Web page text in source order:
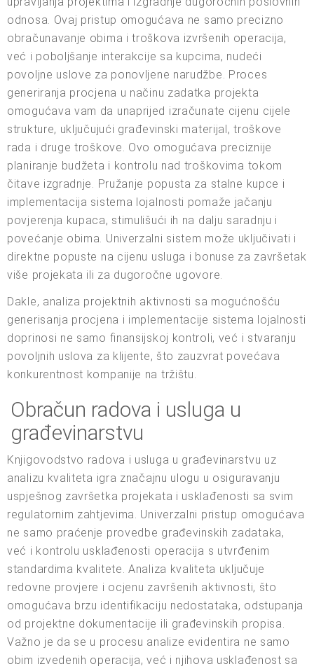
odnosa. Ovaj pristup omogućava ne samo precizno
obračunavanje obima i troškova izvršenih operacija,
već i poboljšanje interakcije sa kupcima, nudeći
povoljne uslove za ponovljene narudžbe. Proces
generiranja procjena u načinu zadatka projekta
omogućava vam da unaprijed izračunate cijenu cijele
strukture, uključujući građevinski materijal, troškove
rada i druge troškove. Ovo omogućava preciznije
planiranje budžeta i kontrolu nad troškovima tokom
čitave izgradnje. Pružanje popusta za stalne kupce i
implementacija sistema lojalnosti pomaže jačanju
povjerenja kupaca, stimulišući ih na dalju saradnju i
povećanje obima. Univerzalni sistem može uključivati i
direktne popuste na cijenu usluga i bonuse za završetak
više projekata ili za dugoročne ugovore.
Dakle, analiza projektnih aktivnosti sa mogućnošću
generisanja procjena i implementacije sistema lojalnosti
doprinosi ne samo finansijskoj kontroli, već i stvaranju
povoljnih uslova za klijente, što zauzvrat povećava
konkurentnost kompanije na tržištu.
Obračun radova i usluga u
građevinarstvu
Knjigovodstvo radova i usluga u građevinarstvu uz
analizu kvaliteta igra značajnu ulogu u osiguravanju
uspješnog završetka projekata i usklađenosti sa svim
regulatornim zahtjevima. Univerzalni pristup omogućava
ne samo praćenje provedbe građevinskih zadataka,
već i kontrolu usklađenosti operacija s utvrđenim
standardima kvalitete. Analiza kvaliteta uključuje
redovne provjere i ocjenu završenih aktivnosti, što
omogućava brzu identifikaciju nedostataka, odstupanja
od projektne dokumentacije ili građevinskih propisa.
Važno je da se u procesu analize evidentira ne samo
obim izvedenih operacija, već i njihova usklađenost sa